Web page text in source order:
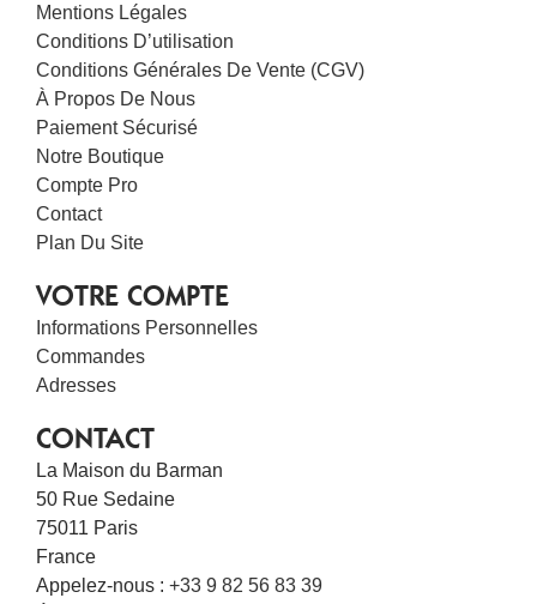
Mentions Légales
Conditions D’utilisation
Conditions Générales De Vente (CGV)
À Propos De Nous
Paiement Sécurisé
Notre Boutique
Compte Pro
Contact
Plan Du Site
VOTRE COMPTE
Informations Personnelles
Commandes
Adresses
CONTACT
La Maison du Barman
50 Rue Sedaine
75011 Paris
France
Appelez-nous : +33 9 82 56 83 39